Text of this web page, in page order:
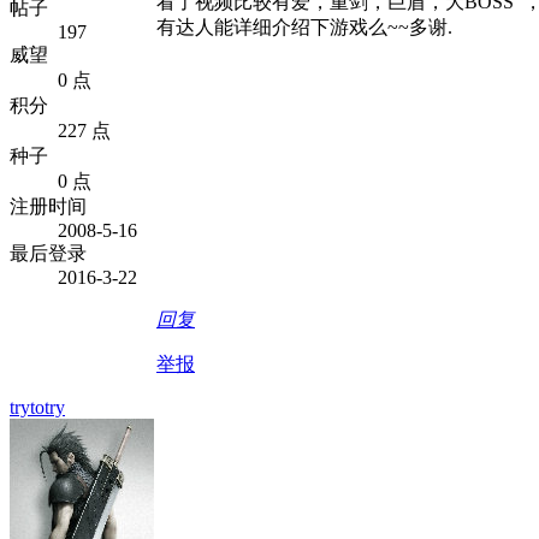
帖子
197
威望
0 点
积分
227 点
种子
0 点
注册时间
2008-5-16
最后登录
2016-3-22
有达人能详细介绍下游戏么~~多谢.
回复
举报
trytotry